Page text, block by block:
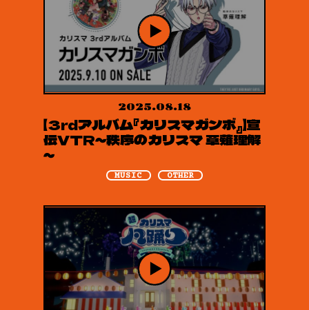
2025.08.18
【3rdアルバム『カリスマガンボ』】宣
伝VTR～秩序のカリスマ 草薙理解
～
MUSIC OTHER